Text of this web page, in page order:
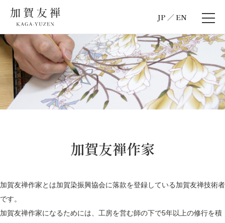
JP EN
加賀友禅作家
加賀友禅作家とは加賀染振興協会に落款を登録している加賀友禅技術者
です。
加賀友禅作家になるためには、工房を営む師の下で5年以上の修行を積